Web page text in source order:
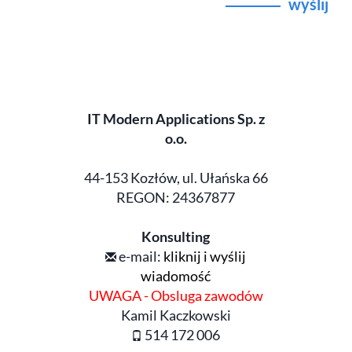
wyślij
IT Modern Applications Sp. z
o.o.
44-153 Kozłów, ul. Ułańska 66
REGON: 24367877
Konsulting
e-mail: kliknij i wyślij
wiadomość
UWAGA - Obsluga zawodów
Kamil Kaczkowski
514 172 006